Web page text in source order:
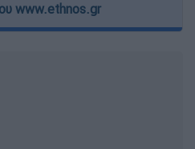
www.ethnos.gr